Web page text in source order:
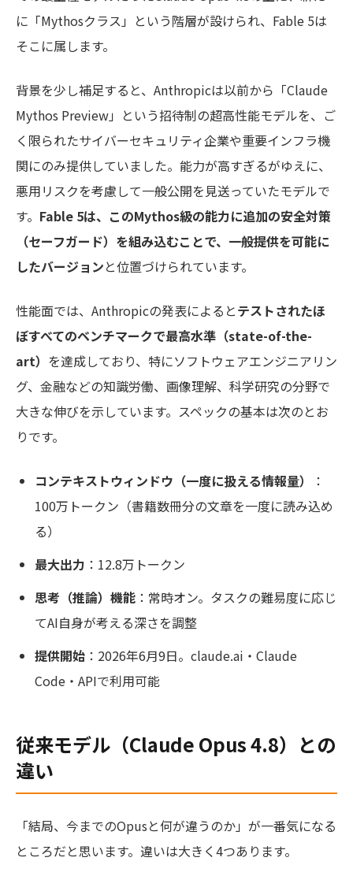
に「Mythosクラス」という階層が設けられ、Fable 5は
そこに属します。
背景を少し補足すると、Anthropicは以前から「Claude
Mythos Preview」という招待制の超高性能モデルを、ご
く限られたサイバーセキュリティ企業や重要インフラ機
関にのみ提供していました。能力が高すぎるがゆえに、
悪用リスクを考慮して一般公開を見送っていたモデルで
す。 Fable 5は、このMythos級の能力に追加の安全対策
（セーフガード）を組み込むことで、一般提供を可能に
したバージョンと位置づけられています。
性能面では、Anthropicの発表によるとテストされたほ
ぼすべてのベンチマークで最高水準（state-of-the-
art） を達成しており、特にソフトウェアエンジニアリン
グ、金融などの知識労働、画像理解、科学研究の分野で
大きな伸びを示しています。スペックの基本は次のとお
りです。
コンテキストウィンドウ（一度に扱える情報量）
：
100万トークン（書籍数冊分の文章を一度に読み込め
る）
最大出力 ：12.8万トークン
思考（推論）機能 ：常時オン。タスクの難易度に応じ
てAI自身が考える深さを調整
提供開始 ：2026年6月9日。claude.ai・Claude
Code・APIで利用可能
従来モデル（Claude Opus 4.8）との
違い
「結局、今までのOpusと何が違うのか」が一番気になる
ところだと思います。違いは大きく4つあります。